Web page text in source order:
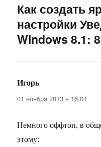
Как создать
настройки
Windows 8.1:
Игорь
01 ноября 2013 в 16:01
Немного оффтоп, в
этому: